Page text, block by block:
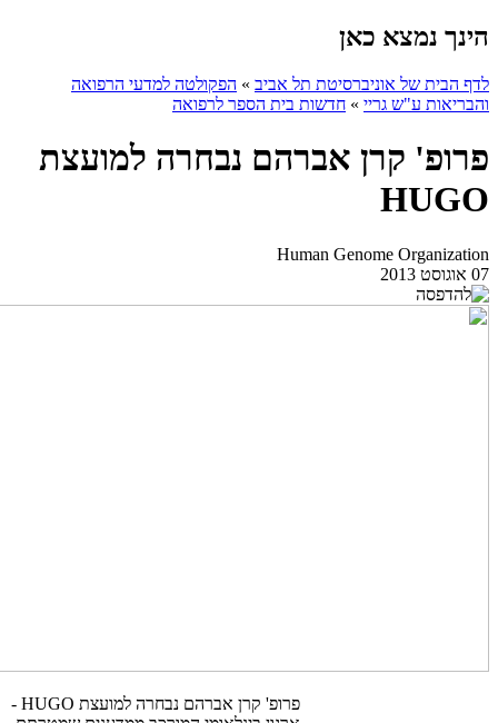
הינך נמצא כאן
לדף הבית של אוניברסיטת תל אביב » הפקולטה למדעי הרפואה
והבריאות ע"ש גריי » חדשות בית הספר לרפואה
פרופ' קרן אברהם נבחרה למועצת
HUGO
Human Genome Organization
07 אוגוסט 2013
​פרופ' קרן אברהם נבחרה למועצת HUGO -